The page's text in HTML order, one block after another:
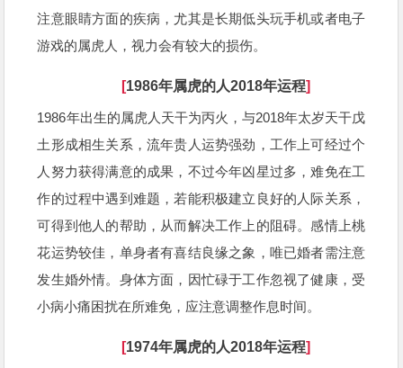
注意眼睛方面的疾病，尤其是长期低头玩手机或者电子
游戏的属虎人，视力会有较大的损伤。
[1986年属虎的人2018年运程]
1986年出生的属虎人天干为丙火，与2018年太岁天干戊
土形成相生关系，流年贵人运势强劲，工作上可经过个
人努力获得满意的成果，不过今年凶星过多，难免在工
作的过程中遇到难题，若能积极建立良好的人际关系，
可得到他人的帮助，从而解决工作上的阻碍。感情上桃
花运势较佳，单身者有喜结良缘之象，唯已婚者需注意
发生婚外情。身体方面，因忙碌于工作忽视了健康，受
小病小痛困扰在所难免，应注意调整作息时间。
[1974年属虎的人2018年运程]